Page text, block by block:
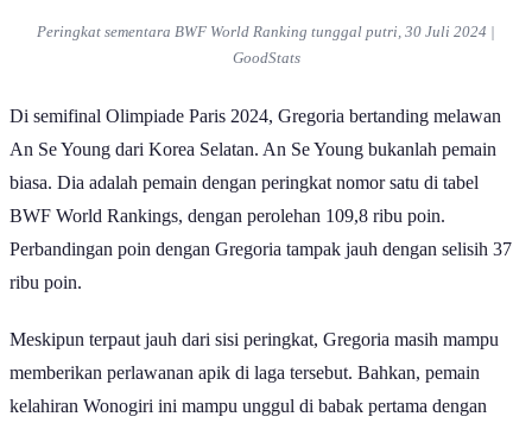
Peringkat sementara BWF World Ranking tunggal putri, 30 Juli 2024 |
GoodStats
Di semifinal Olimpiade Paris 2024, Gregoria bertanding melawan
An Se Young dari Korea Selatan. An Se Young bukanlah pemain
biasa. Dia adalah pemain dengan peringkat nomor satu di tabel
BWF World Rankings, dengan perolehan 109,8 ribu poin.
Perbandingan poin dengan Gregoria tampak jauh dengan selisih 37
ribu poin.
Meskipun terpaut jauh dari sisi peringkat, Gregoria masih mampu
memberikan perlawanan apik di laga tersebut. Bahkan, pemain
kelahiran Wonogiri ini mampu unggul di babak pertama dengan